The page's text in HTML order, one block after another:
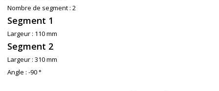
Nombre de segment : 2
Segment 1
Largeur : 110 mm
Segment 2
Largeur : 310 mm
Angle : -90 °